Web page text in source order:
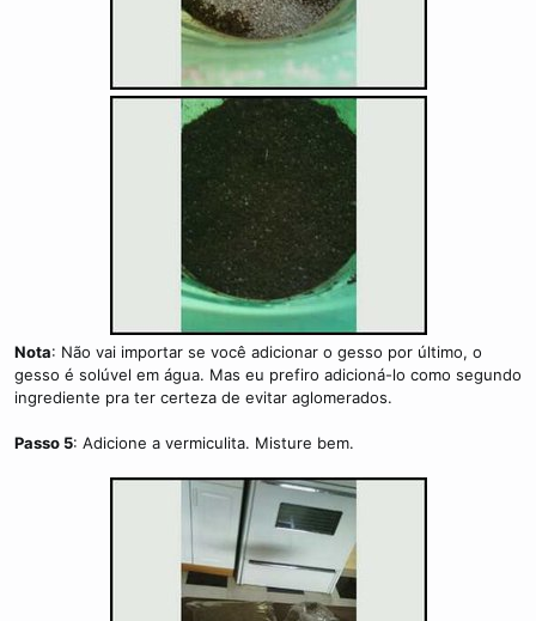
Nota: Não vai importar se você adicionar o gesso por último, o
gesso é solúvel em água. Mas eu prefiro adicioná-lo como segundo
ingrediente pra ter certeza de evitar aglomerados.
Passo 5: Adicione a vermiculita. Misture bem.